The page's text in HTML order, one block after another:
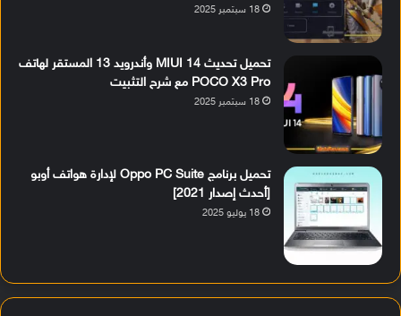
18 سبتمبر 2025
تحميل تحديث MIUI 14 وأندرويد 13 المستقر لهاتف
POCO X3 Pro مع شرح التثبيت
18 سبتمبر 2025
تحميل برنامج Oppo PC Suite لإدارة هواتف أوبو
[أحدث إصدار 2021]
18 يوليو 2025